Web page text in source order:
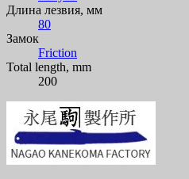
Длина лезвия, мм
80
Замок
Friction
Total length, mm
200